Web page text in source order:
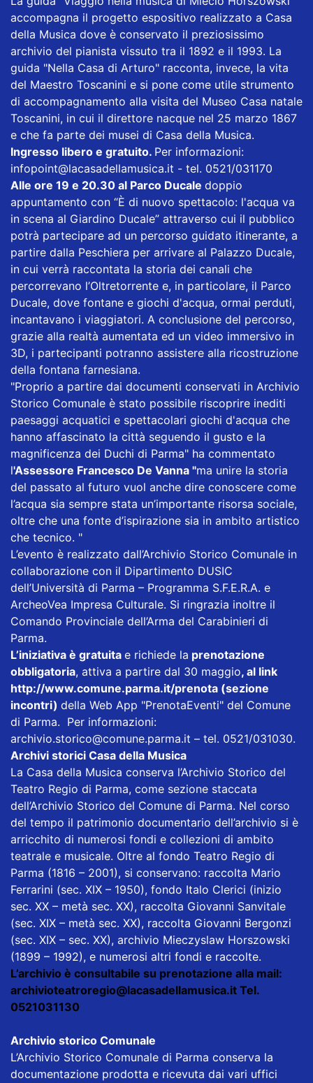
accompagna il progetto espositivo realizzato a Casa
della Musica dove è conservato il preziosissimo
archivio del pianista vissuto tra il 1892 e il 1993. La
guida "Nella Casa di Arturo" racconta, invece, la vita
del Maestro Toscanini e si pone come utile strumento
di accompagnamento alla visita del Museo Casa natale
Toscanini, in cui il direttore nacque nel 25 marzo 1867
e che fa parte dei musei di Casa della Musica.
Ingresso libero e gratuito. Per informazioni:
infopoint@lacasadellamusica.it - tel. 0521/031170
Alle ore 19 e 20.30 al Parco Ducale doppio
appuntamento con “È di nuovo spettacolo: l'acqua va
in scena al Giardino Ducale” attraverso cui il pubblico
potrà partecipare ad un percorso guidato itinerante, a
partire dalla Peschiera per arrivare al Palazzo Ducale,
in cui verrà raccontata la storia dei canali che
percorrevano l’Oltretorrente e, in particolare, il Parco
Ducale, dove fontane e giochi d'acqua, ormai perduti,
incantavano i viaggiatori. A conclusione del percorso,
grazie alla realtà aumentata ed un video immersivo in
3D, i partecipanti potranno assistere alla ricostruzione
della fontana farnesiana.
"Proprio a partire dai documenti conservati in Archivio
Storico Comunale è stato possibile riscoprire inediti
paesaggi acquatici e spettacolari giochi d'acqua che
hanno affascinato la città seguendo il gusto e la
magnificenza dei Duchi di Parma" ha commentato
l'Assessore Francesco De Vanna "ma unire la storia
del passato al futuro vuol anche dire conoscere come
l’acqua sia sempre stata un’importante risorsa sociale,
oltre che una fonte d’ispirazione sia in ambito artistico
che tecnico. "
L’evento è realizzato dall’Archivio Storico Comunale in
collaborazione con il Dipartimento DUSIC
dell’Università di Parma – Programma S.F.E.R.A. e
ArcheoVea Impresa Culturale. Si ringrazia inoltre il
Comando Provinciale dell’Arma del Carabinieri di
Parma.
L’iniziativa è gratuita e richiede la prenotazione
obbligatoria, attiva a partire dal 30 maggio, al link
http://www.comune.parma.it/prenota (sezione
incontri) della Web App "PrenotaEventi" del Comune
di Parma. Per informazioni:
archivio.storico@comune.parma.it – tel. 0521/031030.
Archivi storici Casa della Musica
La Casa della Musica conserva l’Archivio Storico del
Teatro Regio di Parma, come sezione staccata
dell’Archivio Storico del Comune di Parma. Nel corso
del tempo il patrimonio documentario dell’archivio si è
arricchito di numerosi fondi e collezioni di ambito
teatrale e musicale. Oltre al fondo Teatro Regio di
Parma (1816 – 2001), si conservano: raccolta Mario
Ferrarini (sec. XIX – 1950), fondo Italo Clerici (inizio
sec. XX – metà sec. XX), raccolta Giovanni Sanvitale
(sec. XIX – metà sec. XX), raccolta Giovanni Bergonzi
(sec. XIX – sec. XX), archivio Mieczyslaw Horszowski
(1899 – 1992), e numerosi altri fondi e raccolte.
L’archivio è consultabile su prenotazione alla mail:
archivioteatroregio@lacasadellamusica.it Tel.
0521031130
Archivio storico Comunale
L’Archivio Storico Comunale di Parma conserva la
documentazione prodotta e ricevuta dai vari uffici